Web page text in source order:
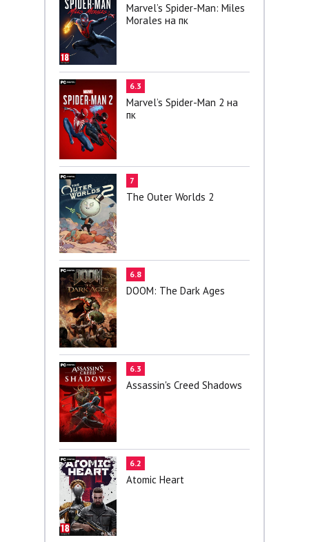
Marvel’s Spider-Man: Miles
Morales на пк
6.3
Marvel’s Spider-Man 2 на
пк
7
The Outer Worlds 2
6.8
DOOM: The Dark Ages
6.3
Assassin's Creed Shadows
6.2
Atomic Heart